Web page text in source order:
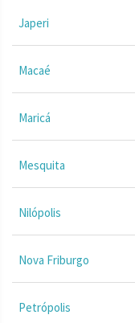
Japeri
Macaé
Maricá
Mesquita
Nilópolis
Nova Friburgo
Petrópolis